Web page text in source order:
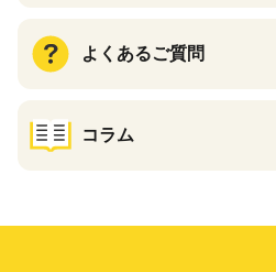
よくあるご質問
コラム